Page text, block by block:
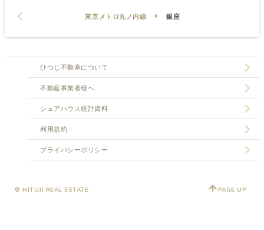
東京メトロ丸ノ内線 銀座
ひつじ不動産について
不動産事業者様へ
シェアハウス統計資料
利用規約
プライバシーポリシー
© HITUJI REAL ESTATE PAGE UP